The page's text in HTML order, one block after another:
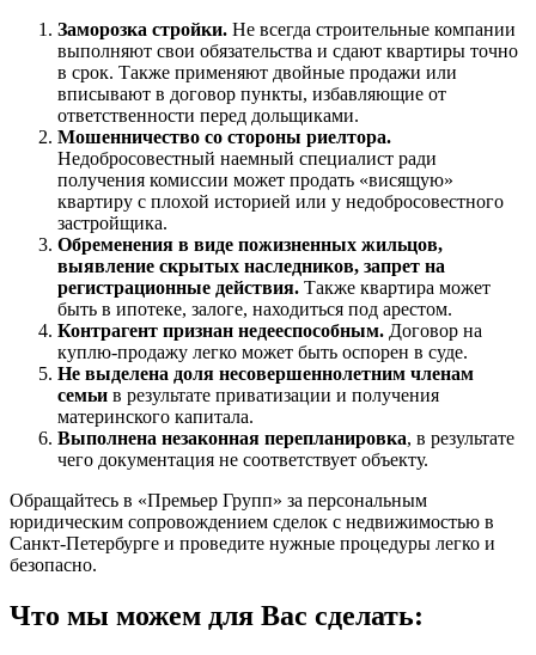
Заморозка стройки. Не всегда строительные компании
выполняют свои обязательства и сдают квартиры точно
в срок. Также применяют двойные продажи или
вписывают в договор пункты, избавляющие от
ответственности перед дольщиками.
Мошенничество со стороны риелтора.
Недобросовестный наемный специалист ради
получения комиссии может продать «висящую»
квартиру с плохой историей или у недобросовестного
застройщика.
Обременения в виде пожизненных жильцов,
выявление скрытых наследников, запрет на
регистрационные действия. Также квартира может
быть в ипотеке, залоге, находиться под арестом.
Контрагент признан недееспособным. Договор на
куплю-продажу легко может быть оспорен в суде.
Не выделена доля несовершеннолетним членам
семьи в результате приватизации и получения
материнского капитала.
Выполнена незаконная перепланировка, в результате
чего документация не соответствует объекту.
Обращайтесь в «Премьер Групп» за персональным
юридическим сопровождением сделок с недвижимостью в
Санкт-Петербурге и проведите нужные процедуры легко и
безопасно.
Что мы можем для Вас сделать: